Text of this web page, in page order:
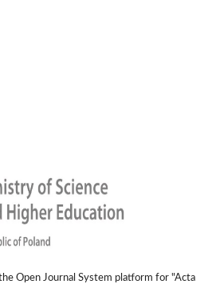
Open Journal System platform for "Acta